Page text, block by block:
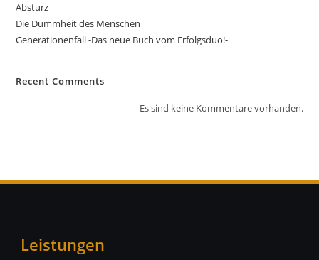
Absturz
Die Dummheit des Menschen
Generationenfall -Das neue Buch vom Erfolgsduo!-
Recent Comments
Es sind keine Kommentare vorhanden.
Leistungen